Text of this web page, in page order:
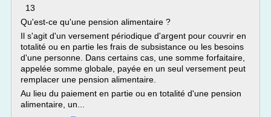
13
Qu'est-ce qu'une pension alimentaire ?
Il s'agit d'un versement périodique d'argent pour couvrir en
totalité ou en partie les frais de subsistance ou les besoins
d'une personne. Dans certains cas, une somme forfaitaire,
appelée somme globale, payée en un seul versement peut
remplacer une pension alimentaire.
Au lieu du paiement en partie ou en totalité d'une pension
alimentaire, un...